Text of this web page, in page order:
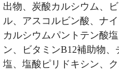
出物、炭酸カルシウム、
ル、アスコルビン酸、ナ
カルシウムパントテン酸
ン、ビタミンB12補助物
塩、塩酸ピリドキシン、